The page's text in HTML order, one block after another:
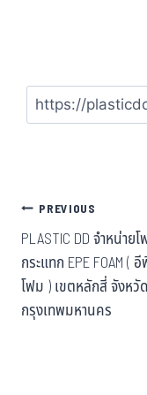
PREVIOUS
PLASTIC DD จำหน่าย
กระแทก EPE FOAM (
โฟม ) เขตหลักสี่ จังหวัด
กรุงเทพมหานคร